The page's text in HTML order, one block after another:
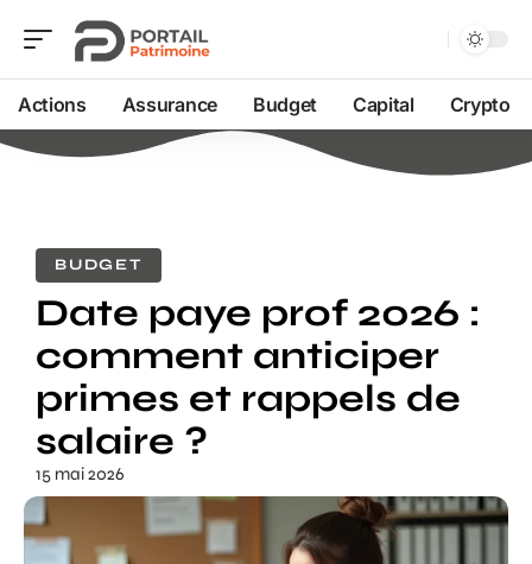
Actions Assurance Budget Capital Crypto
BUDGET
Date paye prof 2026 :
comment anticiper
primes et rappels de
salaire ?
15 mai 2026